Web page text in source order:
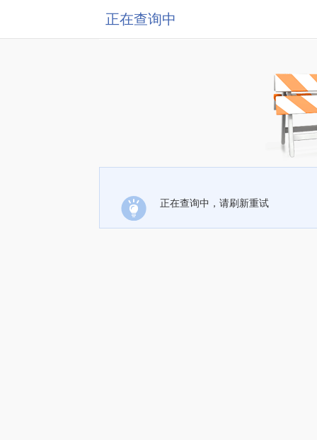
正在查询中
正在查询中，请刷新重试